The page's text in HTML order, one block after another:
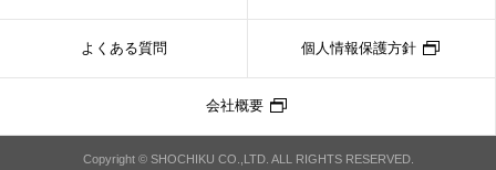
よくある質問 個人情報保護方針
会社概要
Copyright © SHOCHIKU CO.,LTD. ALL RIGHTS RESERVED.